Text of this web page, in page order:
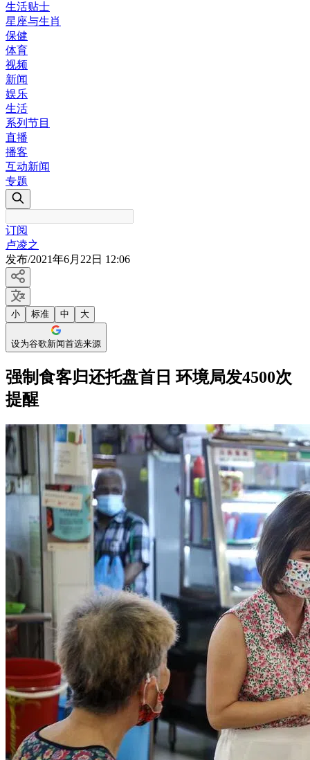
生活贴士
星座与生肖
保健
体育
视频
新闻
娱乐
生活
系列节目
直播
播客
互动新闻
专题
订阅
卢凌之
发布/2021年6月22日 12:06
小 标准 中 大
设为谷歌新闻首选来源
强制食客归还托盘首日 环境局发4500次
提醒